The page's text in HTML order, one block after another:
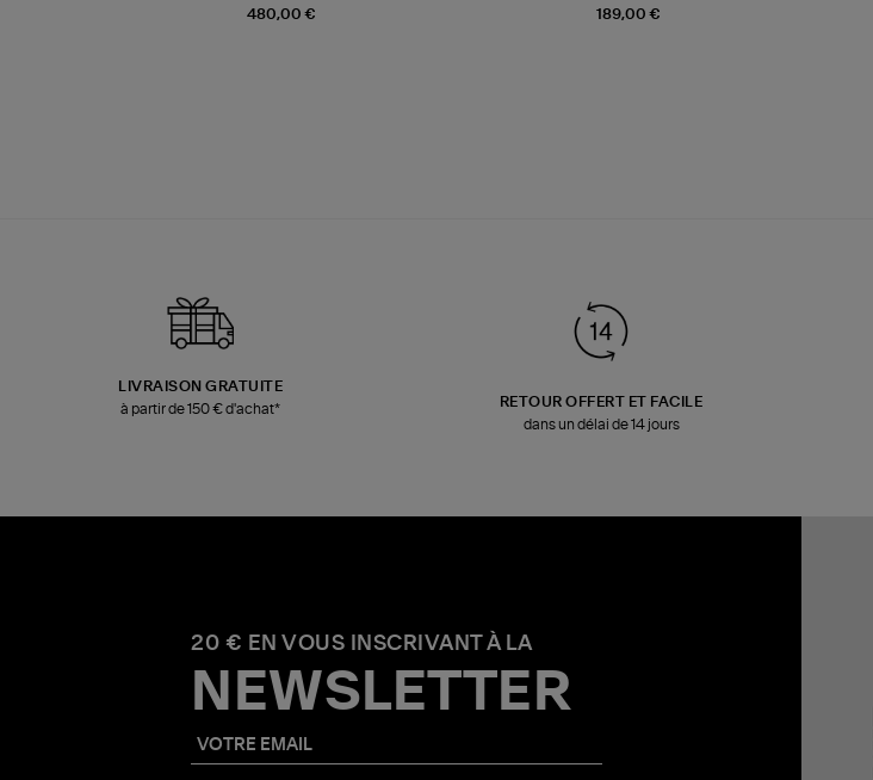
480,00 €
189,00 €
LIVRAISON GRATUITE
à partir de 150 € d'achat*
RETOUR OFFERT ET FACILE
dans un délai de 14 jours
20 € EN VOUS INSCRIVANT À LA
NEWSLETTER